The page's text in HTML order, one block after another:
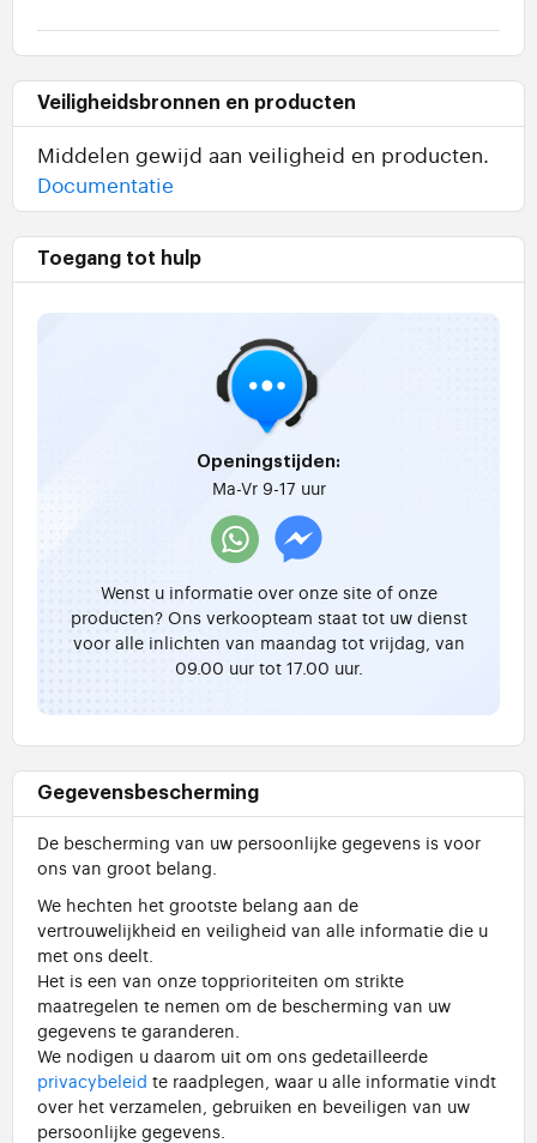
Veiligheidsbronnen en producten
Middelen gewijd aan veiligheid en producten.
Documentatie
Toegang tot hulp
Openingstijden:
Ma-Vr 9-17 uur
Wenst u informatie over onze site of onze
producten? Ons verkoopteam staat tot uw dienst
voor alle inlichten van maandag tot vrijdag, van
09.00 uur tot 17.00 uur.
Gegevensbescherming
De bescherming van uw persoonlijke gegevens is voor
ons van groot belang.
We hechten het grootste belang aan de
vertrouwelijkheid en veiligheid van alle informatie die u
met ons deelt.
Het is een van onze topprioriteiten om strikte
maatregelen te nemen om de bescherming van uw
gegevens te garanderen.
We nodigen u daarom uit om ons gedetailleerde
privacybeleid te raadplegen, waar u alle informatie vindt
over het verzamelen, gebruiken en beveiligen van uw
persoonlijke gegevens.